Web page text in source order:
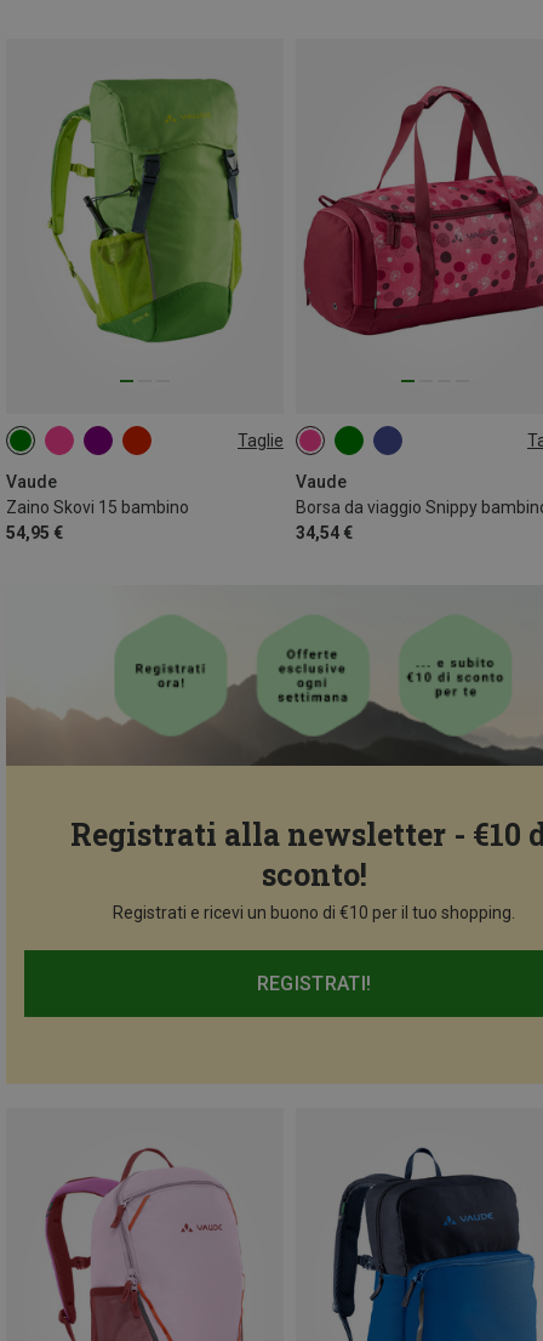
Taglie
Vaude
Zaino Skovi 15 bambino
54,95 €
15L
Vaude
Borsa da viaggio Snippy
34,54 €
10L
Registrati alla newsletter - €10
sconto!
Registrati e ricevi un buono di €10 per il tuo shopping.
REGISTRATI!